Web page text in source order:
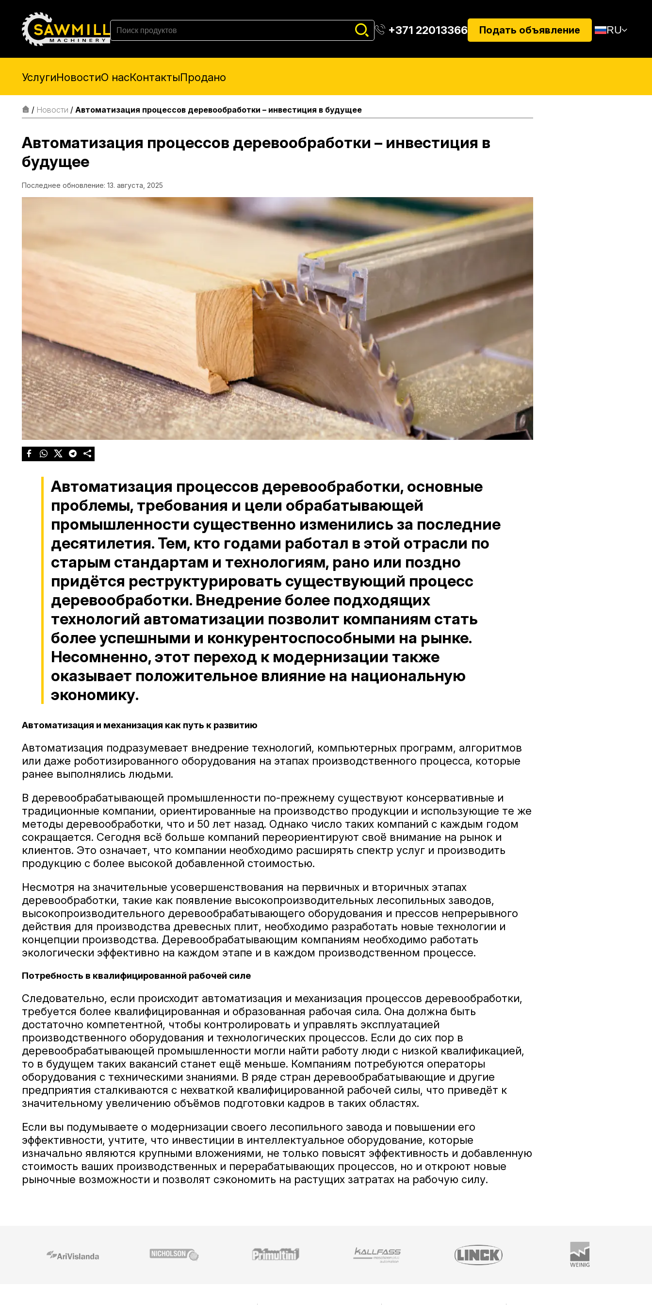
+371 22013366 Подать объявление RU
УслугиНовостиО насКонтактыПродано
/ Новости / Автоматизация процессов деревообработки – инвестиция в будущее
Автоматизация процессов деревообработки – инвестиция в
будущее
Последнее обновление: 13. августа, 2025
Автоматизация процессов деревообработки, основные
проблемы, требования и цели обрабатывающей
промышленности существенно изменились за последние
десятилетия. Тем, кто годами работал в этой отрасли по
старым стандартам и технологиям, рано или поздно
придётся реструктурировать существующий процесс
деревообработки. Внедрение более подходящих
технологий автоматизации позволит компаниям стать
более успешными и конкурентоспособными на рынке.
Несомненно, этот переход к модернизации также
оказывает положительное влияние на национальную
экономику.
Автоматизация и механизация как путь к развитию
Автоматизация подразумевает внедрение технологий, компьютерных программ, алгоритмов
или даже роботизированного оборудования на этапах производственного процесса, которые
ранее выполнялись людьми.
В деревообрабатывающей промышленности по-прежнему существуют консервативные и
традиционные компании, ориентированные на производство продукции и использующие те же
методы деревообработки, что и 50 лет назад. Однако число таких компаний с каждым годом
сокращается. Сегодня всё больше компаний переориентируют своё внимание на рынок и
клиентов. Это означает, что компании необходимо расширять спектр услуг и производить
продукцию с более высокой добавленной стоимостью.
Несмотря на значительные усовершенствования на первичных и вторичных этапах
деревообработки, такие как появление высокопроизводительных лесопильных заводов,
высокопроизводительного деревообрабатывающего оборудования и прессов непрерывного
действия для производства древесных плит, необходимо разработать новые технологии и
концепции производства. Деревообрабатывающим компаниям необходимо работать
экологически эффективно на каждом этапе и в каждом производственном процессе.
Потребность в квалифицированной рабочей силе
Следовательно, если происходит автоматизация и механизация процессов деревообработки,
требуется более квалифицированная и образованная рабочая сила. Она должна быть
достаточно компетентной, чтобы контролировать и управлять эксплуатацией
производственного оборудования и технологических процессов. Если до сих пор в
деревообрабатывающей промышленности могли найти работу люди с низкой квалификацией,
то в будущем таких вакансий станет ещё меньше. Компаниям потребуются операторы
оборудования с техническими знаниями. В ряде стран деревообрабатывающие и другие
предприятия сталкиваются с нехваткой квалифицированной рабочей силы, что приведёт к
значительному увеличению объёмов подготовки кадров в таких областях.
Если вы подумываете о модернизации своего лесопильного завода и повышении его
эффективности, учтите, что инвестиции в интеллектуальное оборудование, которые
изначально являются крупными вложениями, не только повысят эффективность и добавленную
стоимость ваших производственных и перерабатывающих процессов, но и откроют новые
рыночные возможности и позволят сэкономить на растущих затратах на рабочую силу.